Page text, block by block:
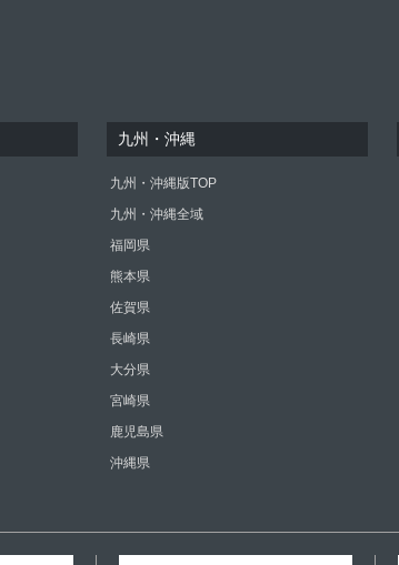
九州・沖縄
九州・沖縄版TOP
九州・沖縄全域
福岡県
熊本県
佐賀県
長崎県
大分県
宮崎県
鹿児島県
沖縄県